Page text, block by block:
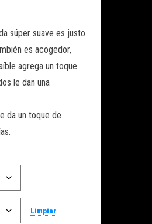
súper suave es justo
es acogedor,
agrega un toque
le dan una
da un toque de
Limpiar